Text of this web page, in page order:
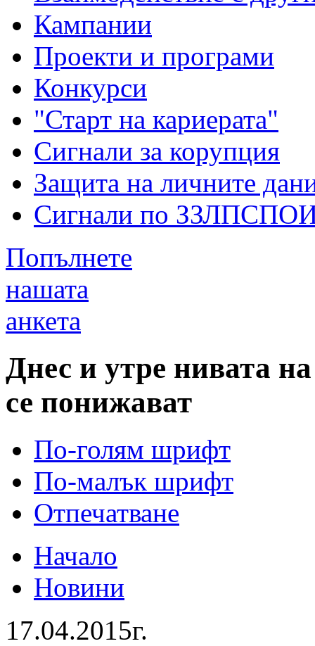
Кампании
Проекти и програми
Конкурси
"Старт на кариерата"
Сигнали за корупция
Защита на личните
Сигнали по
Попълнете
нашата
анкета
Днес и утре нивата
се понижават
По-голям шрифт
По-малък шрифт
Отпечатване
Начало
Новини
17.04.2015г.